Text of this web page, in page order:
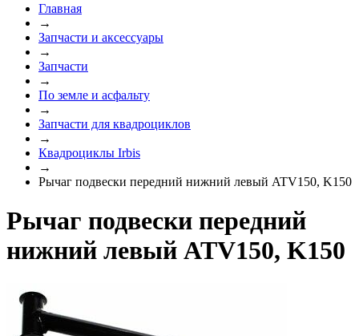
Главная
→
Запчасти и аксессуары
→
Запчасти
→
По земле и асфальту
→
Запчасти для квадроциклов
→
Квадроциклы Irbis
→
Рычаг подвески передний нижний левый ATV150, K150
Рычаг подвески передний
нижний левый ATV150, K150